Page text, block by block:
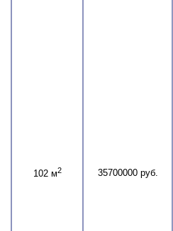
102 м2 35700000 руб.